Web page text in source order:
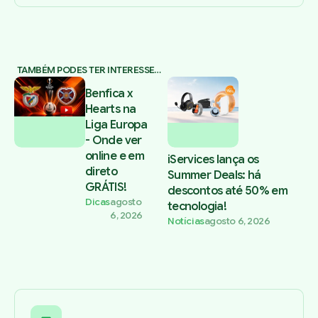
TAMBÉM PODES TER INTERESSE…
Benfica x
Hearts na
Liga Europa
- Onde ver
online e em
direto
GRÁTIS!
Dicasagosto
6, 2026
iServices lança os
Summer Deals: há
descontos até 50% em
tecnologia!
Notíciasagosto 6, 2026